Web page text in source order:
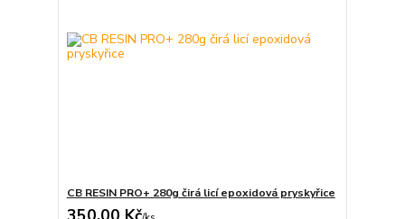
CB RESIN PRO+ 280g čirá licí epoxidová pryskyřice